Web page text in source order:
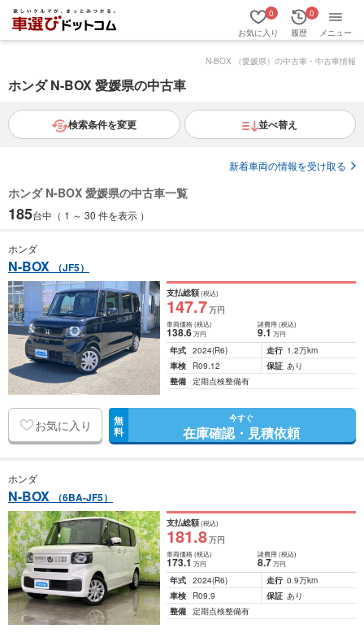
お気に入り
0
履歴
0
メニュー
N-BOX （愛媛県）の中古車・中古車情報
ホンダ N-BOX 愛媛県の中古車
検索条件を変更 並べ替え
新着車両の情報を受け取る
ホンダ N-BOX 愛媛県の中古車一覧
185台中（ 1 ～ 30 件を表示 ）
ホンダ
N-BOX （JF5）
支払総額(税込)
147.7万円
車両価格(税込)
138.6万円
諸費用 (税込)
9.1 万円
年式 2024(R6) 走行 1.2万km
車検
R09.12 保証 あり
整備 定期点検整備有
お気に入り 無
料
今すぐ
在庫確認・見積依頼
ホンダ
N-BOX （6BA-JF5）
支払総額(税込)
181.8万円
車両価格(税込)
173.1万円
諸費用 (税込)
8.7 万円
年式 2024(R6) 走行 0.9万km
車検
R09.9 保証 あり
整備 定期点検整備有